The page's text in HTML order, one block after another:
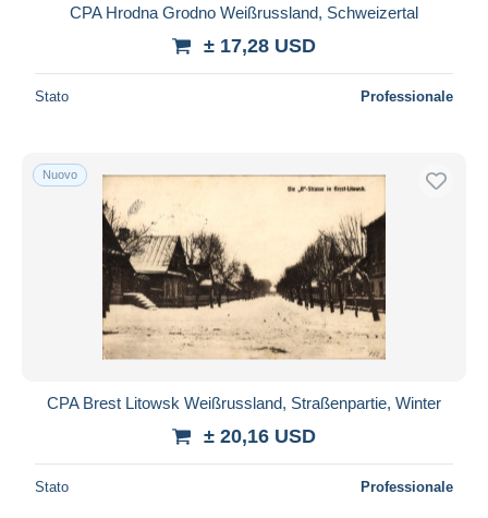
CPA Hrodna Grodno Weißrussland, Schweizertal
± 17,28 USD
Stato Professionale
Nuovo
CPA Brest Litowsk Weißrussland, Straßenpartie, Winter
± 20,16 USD
Stato Professionale